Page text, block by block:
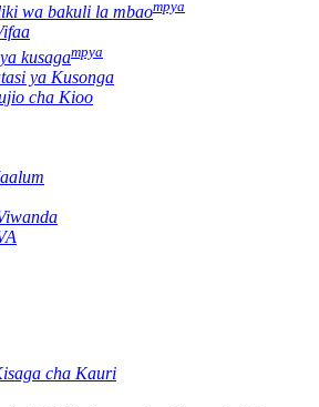
wa bakuli la mbaompya
kusagampya
ya Kusonga
cha Kioo
cha Kauri